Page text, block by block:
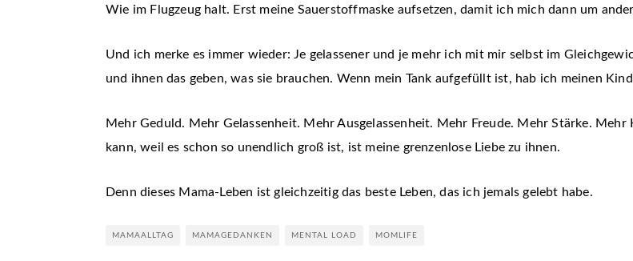
Wie im Flugzeug halt. Erst meine Sauerstoffmaske aufsetzen, damit ich mich dann um
Und ich merke es immer wieder: Je gelassener und je mehr ich mit mir selbst im
und ihnen das geben, was sie brauchen. Wenn mein Tank aufgefüllt ist, hab ich meinen
Mehr Geduld. Mehr Gelassenheit. Mehr Ausgelassenheit. Mehr Freude. Mehr Stärke.
kann, weil es schon so unendlich groß ist, ist meine grenzenlose Liebe zu ihnen.
Denn dieses Mama-Leben ist gleichzeitig das beste Leben, das ich jemals gelebt habe.
MAMAALLTAG MAMAGEDANKEN MENTAL LOAD MOMLIFE